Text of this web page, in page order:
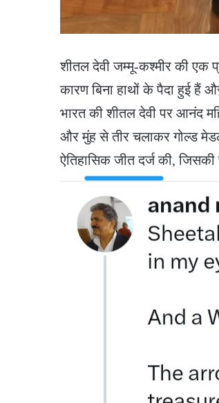
शीतल देवी जम्मू-कश्मीर की एक
कारण बिना हाथों के पैदा हुई हैं
भारत की शीतल देवी पर आनंद
और मुंह से तीर चलाकर गोल्ड
ऐतिहासिक जीत दर्ज की,